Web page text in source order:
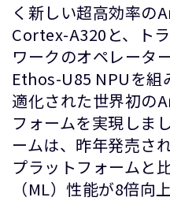
く新しい超高効率の
Cortex-A320と、ト
ワークのオペレータ
Ethos-U85 NPUを組
適化された世界初の
フォームを実現しま
ームは、昨年発売さ
プラットフォームと
（ML）性能が8倍向